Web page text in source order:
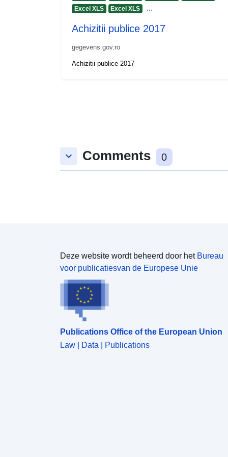
Excel XLS
Excel XLS ...
Achizitii publice 2017
gegevens.gov.ro
Achizitii publice 2017
keyboard_arrow_down Comments 0
Deze website wordt beheerd door het Bureau
voor publicatiesvan de Europese Unie
Publications Office of the European Union
Law | Data | Publications